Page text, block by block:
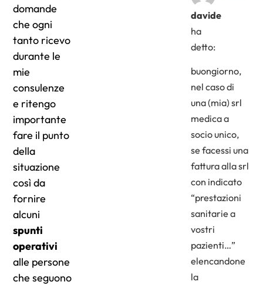
domande
che ogni
tanto ricevo
durante le
mie
consulenze
e ritengo
importante
fare il punto
della
situazione
così da
fornire
alcuni
spunti
operativi
alle persone
che seguono
davide
ha
detto:
buongiorno,
nel caso di
una (mia) srl
medica a
socio unico,
se facessi una
fattura alla srl
con indicato
“prestazioni
sanitarie a
vostri
pazienti…”
elencandone
la